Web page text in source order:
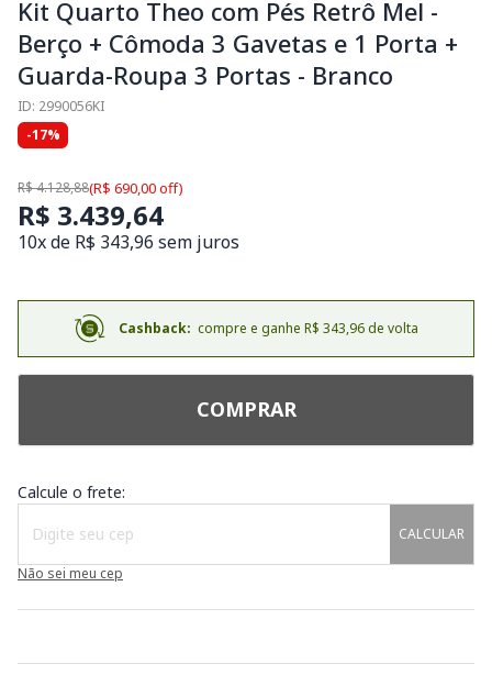
Kit Quarto Theo com Pés Retrô Mel -
Berço + Cômoda 3 Gavetas e 1 Porta +
Guarda-Roupa 3 Portas - Branco
ID: 2990056KI
-17%
R$ 4.128,88(R$ 690,00 off)
R$ 3.439,64
10x de R$ 343,96 sem juros
Cashback: compre e ganhe R$ 343,96 de volta
COMPRAR
Calcule o frete:
CALCULAR
Não sei meu cep